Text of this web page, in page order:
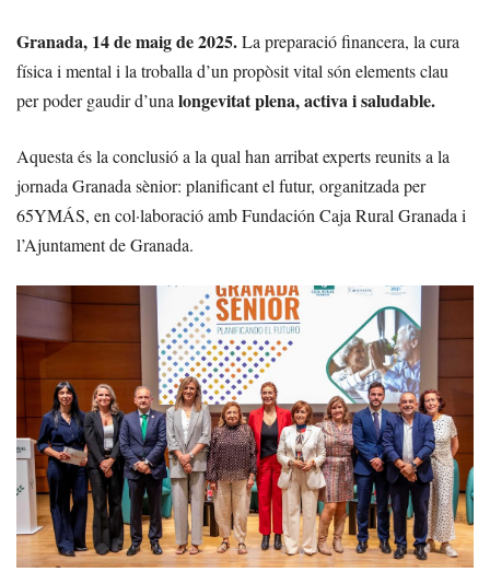
Granada, 14 de maig de 2025.La preparació financera, la cura
física i mental i la troballa d’un propòsit vital són elements clau
per poder gaudir d’una longevitat plena, activa i saludable.
Aquesta és la conclusió a la qual han arribat experts reunits a la
jornada Granada sènior: planificant el futur, organitzada per
65YMÁS, en col·laboració amb Fundación Caja Rural Granada i
l’Ajuntament de Granada.